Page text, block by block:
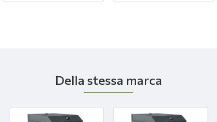
Della stessa marca